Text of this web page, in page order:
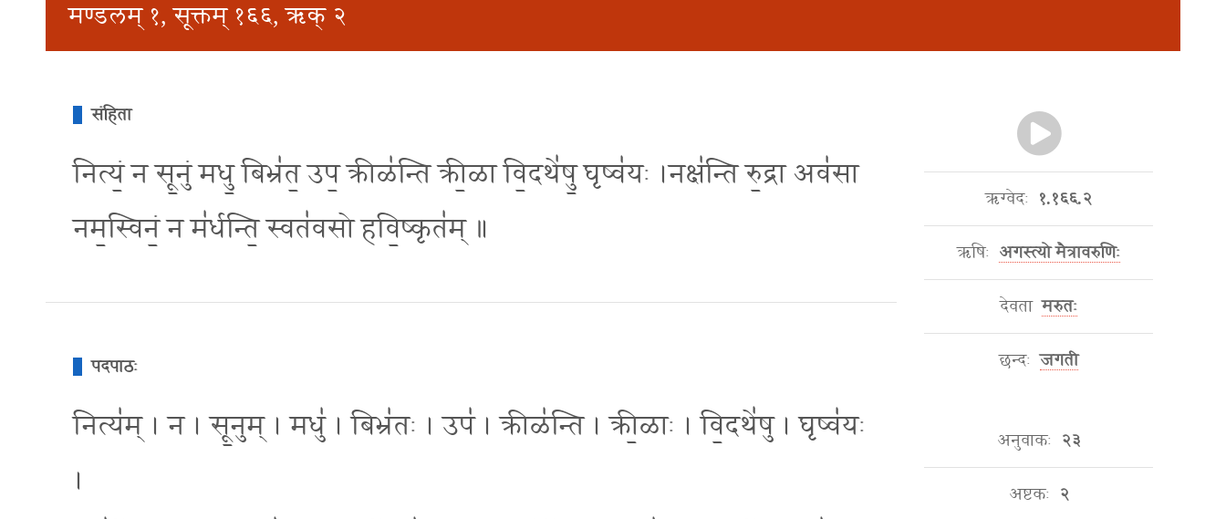
मण्डलम् १, सूक्तम् १६६, ऋक् २
संहिता
नित्यं॒ न सू॒नुं मधु॒ बिभ्र॑त॒ उप॒ क्रीळ॑न्ति क्री॒ळा वि॒दथे॑षु॒ घृष्व॑यः ।नक्ष॑न्ति रु॒द्रा अव॑सा
नम॒स्विनं॒ न म॑र्धन्ति॒ स्वत॑वसो हवि॒ष्कृत॑म् ॥
पदपाठः
नित्य॑म् । न । सू॒नुम् । मधु॑ । बिभ्र॑तः । उप॑ । क्रीळ॑न्ति । क्री॒ळाः । वि॒दथे॑षु । घृष्व॑यः
।
ऋग्वेदः १.१६६.२
ऋषिः अगस्त्यो मैत्रावरुणिः
देवता मरुतः
छन्दः जगती
अनुवाकः २३
अष्टकः २